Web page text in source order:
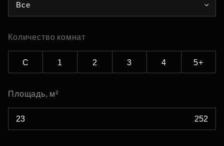
Все
Количество комнат
С 1 2 3 4 5+
Площадь, м²